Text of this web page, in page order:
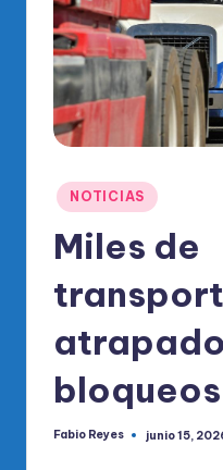
di
o
O
al
R
M
Publicado
en
NOTICIAS
Miles de
Publicado
Fabio Reyes junio 15,